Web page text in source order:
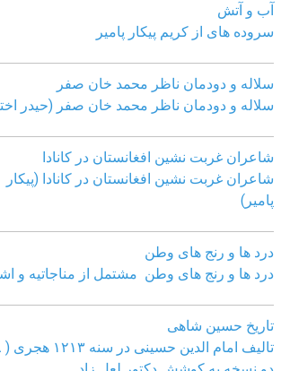
آب و آتش
سروده های از کریم پیکار پامیر
سلاله و دودمان ناظر محمد خان صفر
سلاله و دودمان ناظر محمد خان صفر (حیدر
شاعران غربت نشین افغانستان در کانادا
شاعران غربت نشین افغانستان در کانادا (پیکار
پامیر)
درد ها و رنج های وطن
درد ها و رنج های وطن مشتمل از مناجاتیه و
تاریخ حسین شاهی